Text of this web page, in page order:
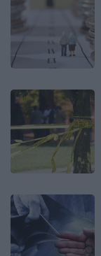
Image
Image